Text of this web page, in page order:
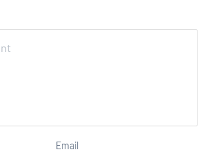
Email